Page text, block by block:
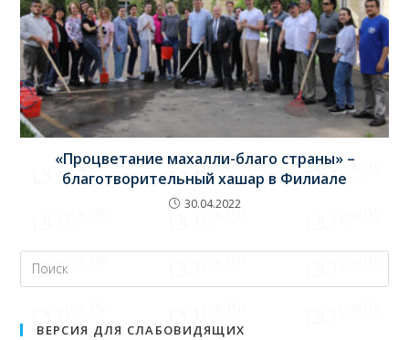
«Процветание махалли-благо страны» –
благотворительный хашар в Филиале
30.04.2022
ВЕРСИЯ ДЛЯ СЛАБОВИДЯЩИХ